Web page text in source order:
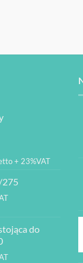
zł.
+ 23%VAT
275
do